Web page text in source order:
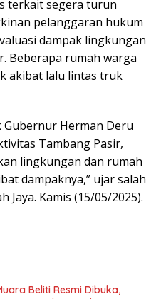
terkait segera turun
pelanggaran hukum
dampak lingkungan
Beberapa rumah warga
akibat lalu lintas truk
Gubernur Herman Deru
Tambang Pasir,
lingkungan dan rumah
dampaknya,” ujar salah
Jaya. Kamis (15/05/2025).
Beliti Resmi Dibuka,